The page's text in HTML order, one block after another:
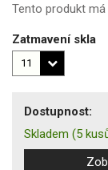
Tento produkt má
Zatmavení skla
Dostupnost:
Skladem (5